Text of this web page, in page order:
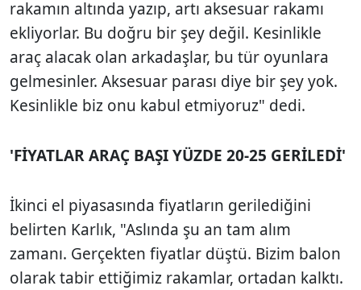
rakamın altında yazıp, artı aksesuar rakamı
ekliyorlar. Bu doğru bir şey değil. Kesinlikle
araç alacak olan arkadaşlar, bu tür oyunlara
gelmesinler. Aksesuar parası diye bir şey yok.
Kesinlikle biz onu kabul etmiyoruz" dedi.
'FİYATLAR ARAÇ BAŞI YÜZDE 20-25 GERİLEDİ'
İkinci el piyasasında fiyatların gerilediğini
belirten Karlık, "Aslında şu an tam alım
zamanı. Gerçekten fiyatlar düştü. Bizim balon
olarak tabir ettiğimiz rakamlar, ortadan kalktı.